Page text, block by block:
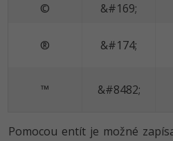
©
&#169;
® &#174;
™ &#8482;
Pomocou entít je možné